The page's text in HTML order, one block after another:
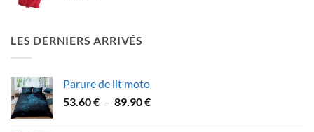
LES DERNIERS ARRIVÉS
Parure de lit moto
53.60€ – 89.90€Plage